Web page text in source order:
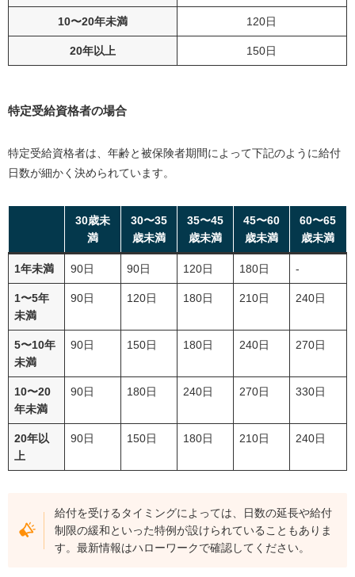
10〜20年未満 120日
20年以上 150日
特定受給資格者の場合
特定受給資格者は、年齢と被保険者期間によって下記のように給付
日数が細かく決められています。
30歳未
満
30〜35
歳未満
35〜45
歳未満
45〜60
歳未満
60〜65
歳未満
1年未満 90日 90日 120日 180日 -
1〜5年
未満
90日 120日 180日 210日 240日
5〜10年
未満
90日 150日 180日 240日 270日
10〜20
年未満
90日 180日 240日 270日 330日
20年以
上
90日 150日 180日 210日 240日
給付を受けるタイミングによっては、日数の延長や給付
制限の緩和といった特例が設けられていることもありま
す。最新情報はハローワークで確認してください。